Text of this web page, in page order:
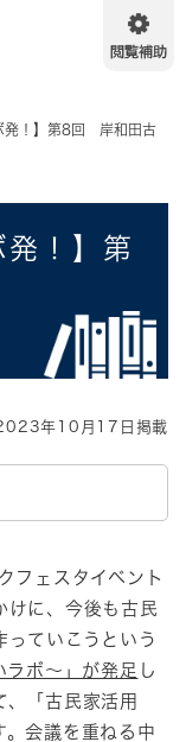
発！】第8回 岸和田古
発！】第
年10月17日掲載
フェスタイベント
けに、今後も古民
っていこうという
ラボ～」が発足 し
、「古民家活用
。会議を重ねる中